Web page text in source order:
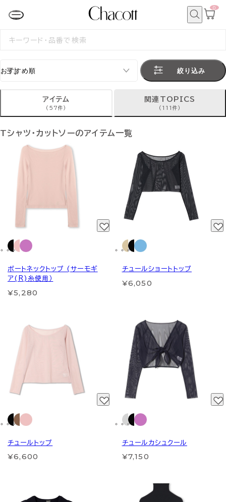
カ
0
検
絞り込み
アイテム
(57件)
関連TOPICS
(111件)
Tシャツ・カットソーのアイテム一覧
ボートネックトップ (サーモギ
ア(R)糸使用）
¥5,280
チュールショートトップ
¥6,050
チュールトップ
¥6,600
チュールカシュクール
¥7,150